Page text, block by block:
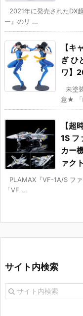
2021年に発売されたDX
ー』のリ ...
【キ
ぎ ひ
ワ】
未塗
意★ 「
【
1S フ
カー
ァク
PLAMAX『VF-1A/S フ
「VF ...
サイト内検索